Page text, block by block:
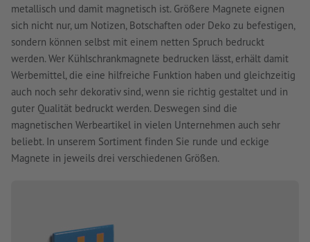
metallisch und damit magnetisch ist. Größere Magnete eignen
sich nicht nur, um Notizen, Botschaften oder Deko zu befestigen,
sondern können selbst mit einem netten Spruch bedruckt
werden. Wer Kühlschrankmagnete bedrucken lässt, erhält damit
Werbemittel, die eine hilfreiche Funktion haben und gleichzeitig
auch noch sehr dekorativ sind, wenn sie richtig gestaltet und in
guter Qualität bedruckt werden. Deswegen sind die
magnetischen Werbeartikel in vielen Unternehmen auch sehr
beliebt. In unserem Sortiment finden Sie runde und eckige
Magnete in jeweils drei verschiedenen Größen.